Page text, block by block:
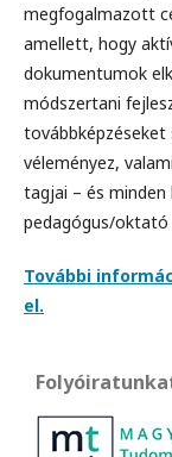
megfogalmazott
amellett, hogy
dokumentumok
módszertani
továbbképzéseket
véleményez,
tagjai – és
pedagógus/oktató
További
el.